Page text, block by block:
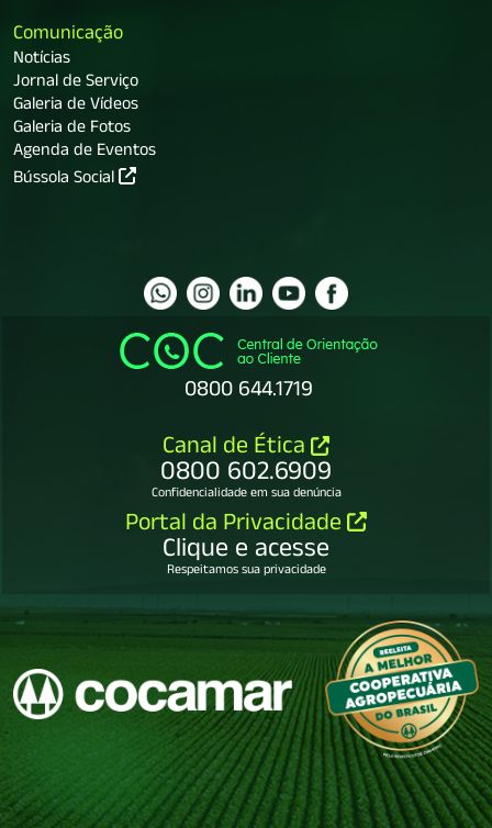
Comunicação
Notícias
Jornal de Serviço
Galeria de Vídeos
Galeria de Fotos
Agenda de Eventos
Bússola Social
0800 644.1719
Canal de Ética
0800 602.6909
Confidencialidade em sua denúncia
Portal da Privacidade
Clique e acesse
Respeitamos sua privacidade